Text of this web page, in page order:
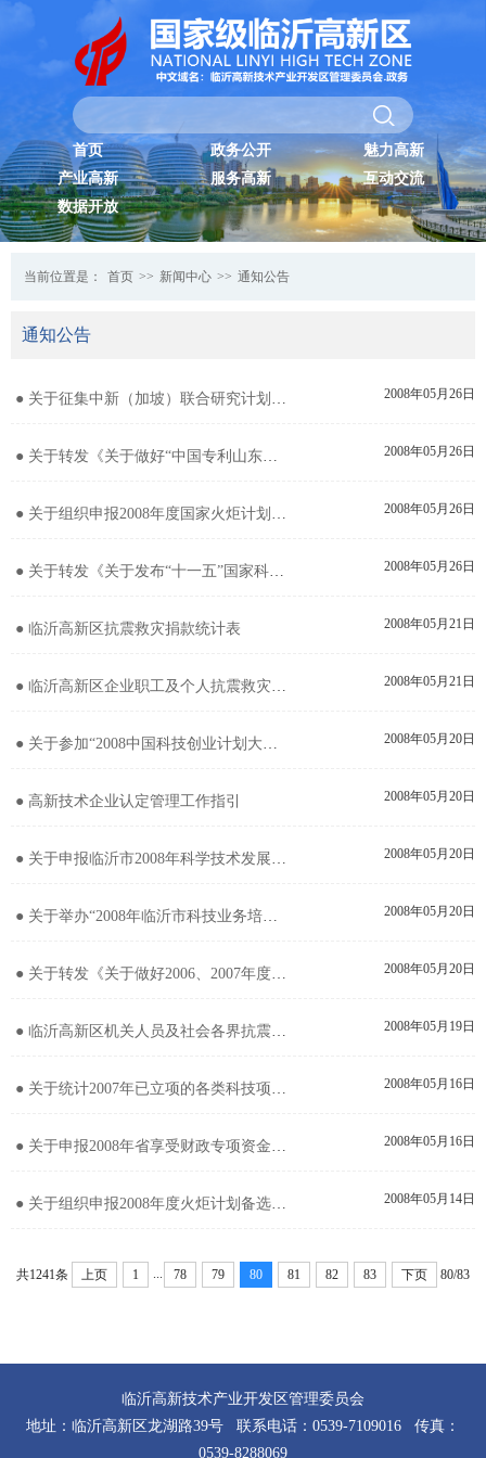
首页 政务公开
魅力高新
产业高新
服务高新
互动交流
数据开放
当前位置是： 首页 >> 新闻中心 >> 通知公告
通知公告
● 关于征集中新（加坡）联合研究计划第五期项目的通知 2008年05月26日
● 关于转发《关于做好“中国专利山东明星企业”复查、申报认定及山东省企业专利协会会员登记工作的通知》的通 2008年05月26日
● 关于组织申报2008年度国家火炬计划（科技兴贸和技术转移）备选项目的通知 2008年05月26日
● 关于转发《关于发布“十一五”国家科技支撑计划重点项目“生物技术产品中试与规模化生产配套技术与工艺的研 2008年05月26日
● 临沂高新区抗震救灾捐款统计表 2008年05月21日
● 临沂高新区企业职工及个人抗震救灾捐款突出者名单 2008年05月21日
● 关于参加“2008中国科技创业计划大赛”培训会议的通知 2008年05月20日
● 高新技术企业认定管理工作指引 2008年05月20日
● 关于申报临沂市2008年科学技术发展计划重大科技创新项目的通知 2008年05月20日
● 关于举办“2008年临沂市科技业务培训班”的通知 2008年05月20日
● 关于转发《关于做好2006、2007年度市级科技型中小企业创新发展专项补助资金项目验收工作的通知》的 2008年05月20日
● 临沂高新区机关人员及社会各界抗震救灾捐款统计表 2008年05月19日
● 关于统计2007年已立项的各类科技项目的通知 2008年05月16日
● 关于申报2008年省享受财政专项资金扶持的新产品项目建议名单的通知 2008年05月16日
● 关于组织申报2008年度火炬计划备选项目的通知 2008年05月14日
共1241条 上页 1 ... 78 79 80 81 82 83 下页 80/83
临沂高新技术产业开发区管理委员会
地址：临沂高新区龙湖路39号 联系电话：0539-7109016 传真：
0539-8288069